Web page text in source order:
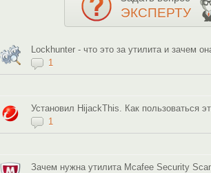
ЭКСПЕРТУ
Lockhunter - что это за утилита и зачем
1
Установил HijackThis. Как пользоваться
1
Зачем нужна утилита Mcafee Security